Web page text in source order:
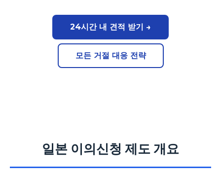
24시간 내 견적 받기 →
모든 거절 대응 전략
일본 이의신청 제도 개요